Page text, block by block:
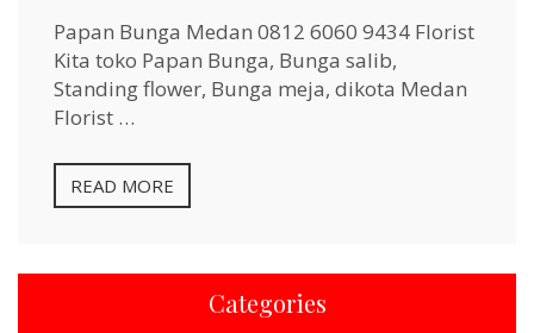
Papan Bunga Medan 0812 6060 9434 Florist
Kita toko Papan Bunga, Bunga salib,
Standing flower, Bunga meja, dikota Medan
Florist …
READ MORE
Categories